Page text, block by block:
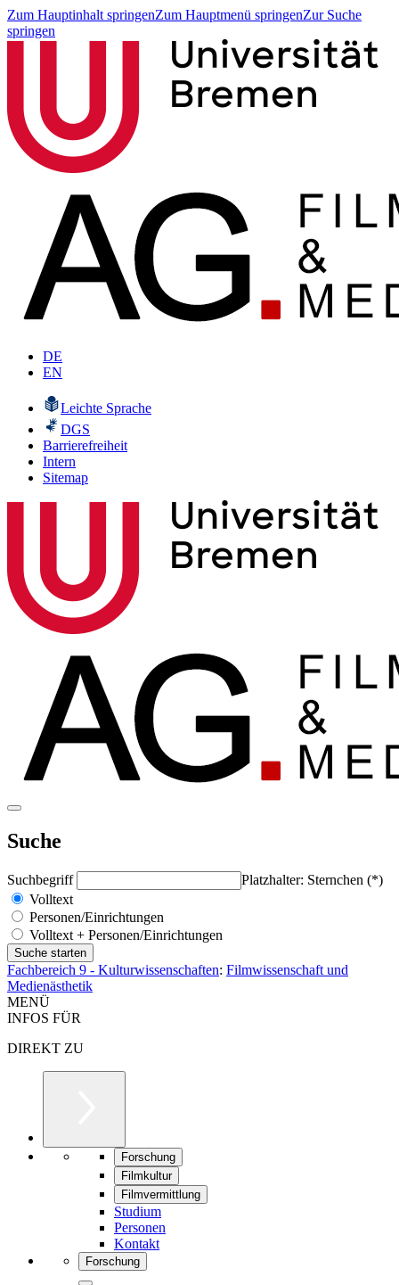
Zum Hauptinhalt springenZum Hauptmenü springenZur Suche
springen
DE
EN
Leichte Sprache
DGS
Barrierefreiheit
Intern
Sitemap
Suche
Suchbegriff
Platzhalter: Sternchen (*)
Volltext
Personen/Einrichtungen
Volltext + Personen/Einrichtungen
Fachbereich 9 - Kulturwissenschaften: Filmwissenschaft und
Medienästhetik
MENÜ
INFOS FÜR
DIREKT ZU
Forschung
Filmkultur
Filmvermittlung
Studium
Personen
Kontakt
Forschung